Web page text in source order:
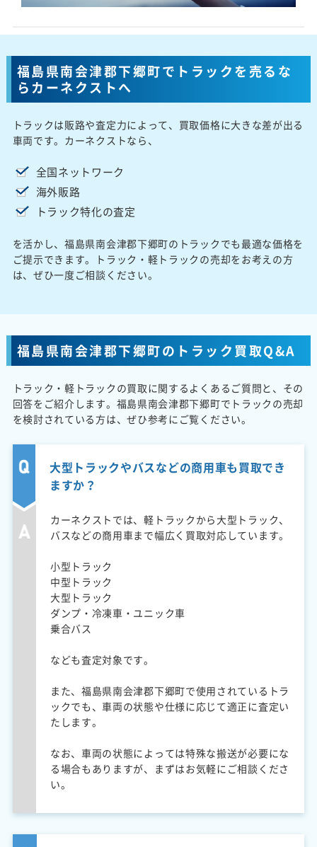
福島県南会津郡下郷町でトラックを売るな
らカーネクストへ
トラックは販路や査定力によって、買取価格に大きな差が出る
車両です。カーネクストなら、
全国ネットワーク
海外販路
トラック特化の査定
を活かし、福島県南会津郡下郷町のトラックでも最適な価格を
ご提示できます。トラック・軽トラックの売却をお考えの方
は、ぜひ一度ご相談ください。
福島県南会津郡下郷町のトラック買取Q&A
トラック・軽トラックの買取に関するよくあるご質問と、その
回答をご紹介します。福島県南会津郡下郷町でトラックの売却
を検討されている方は、ぜひ参考にご覧ください。
大型トラックやバスなどの商用車も買取でき
ますか？
カーネクストでは、軽トラックから大型トラック、
バスなどの商用車まで幅広く買取対応しています。
小型トラック
中型トラック
大型トラック
ダンプ・冷凍車・ユニック車
乗合バス
なども査定対象です。
また、福島県南会津郡下郷町で使用されているトラ
ックでも、車両の状態や仕様に応じて適正に査定い
たします。
なお、車両の状態によっては特殊な搬送が必要にな
る場合もありますが、まずはお気軽にご相談くださ
い。